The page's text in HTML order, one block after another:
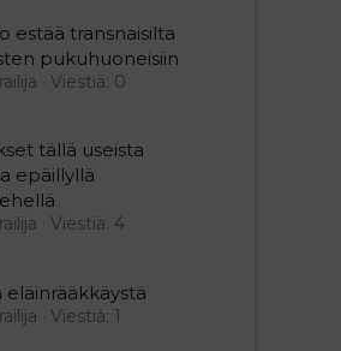
estää transnaisilta
pukuhuoneisiin
Viestiä: 0
tällä useista
epäillyllä
Viestiä: 4
eläinrääkkäystä
Viestiä: 1